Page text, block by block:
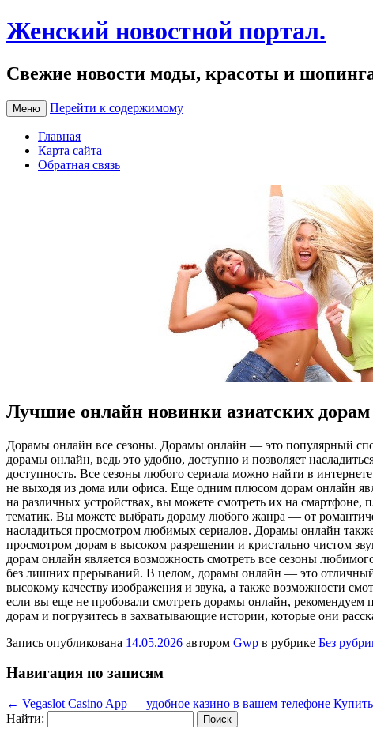
Женский новостной портал.
Свежие новости моды, красоты и
Меню Перейти к содержимому
Главная
Карта сайта
Обратная связь
Лучшие онлайн новинки азиатских дорам
Дoрaмы oнлaйн всe сезоны. Дорамы онлайн — это популярный
дорамы онлайн, ведь это удобно, доступно и позволяет
доступность. Все сезоны любого сериала можно найти в интернете
не выходя из дома или офиса. Еще одним плюсом дорам онлайн
на различных устройствах, вы можете смотреть их на
тематик. Вы можете выбрать дораму любого жанра — от
насладиться просмотром любимых сериалов. Дорамы онлайн
просмотром дорам в высоком разрешении и кристально чистом
дорам онлайн является возможность смотреть все сезоны
без лишних прерываний. В целом, дорамы онлайн — это отличный
высокому качеству изображения и звука, а также возможности
если вы еще не пробовали смотреть дорамы онлайн, рекомендуем
дорам и погрузитесь в захватывающие истории, которые они
Запись опубликована 14.05.2026 автором Gwp в рубрике Без
Навигация по записям
← Vegaslot Casino App — удобное казино в вашем телефоне
Найти: